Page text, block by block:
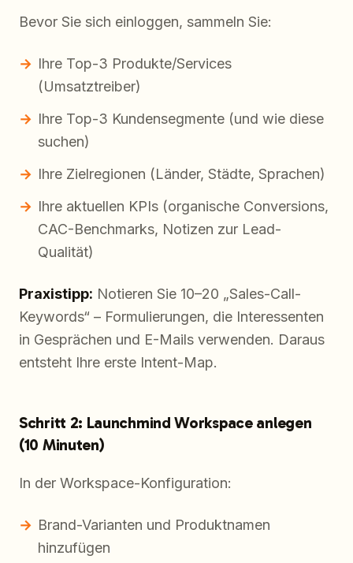
Bevor Sie sich einloggen, sammeln Sie:
Ihre Top-3 Produkte/Services
(Umsatztreiber)
Ihre Top-3 Kundensegmente (und wie diese
suchen)
Ihre Zielregionen (Länder, Städte, Sprachen)
Ihre aktuellen KPIs (organische Conversions,
CAC-Benchmarks, Notizen zur Lead-
Qualität)
Praxistipp: Notieren Sie 10–20 „Sales-Call-
Keywords“ – Formulierungen, die Interessenten
in Gesprächen und E-Mails verwenden. Daraus
entsteht Ihre erste Intent-Map.
Schritt 2: Launchmind Workspace anlegen
(10 Minuten)
In der Workspace-Konfiguration:
Brand-Varianten und Produktnamen
hinzufügen